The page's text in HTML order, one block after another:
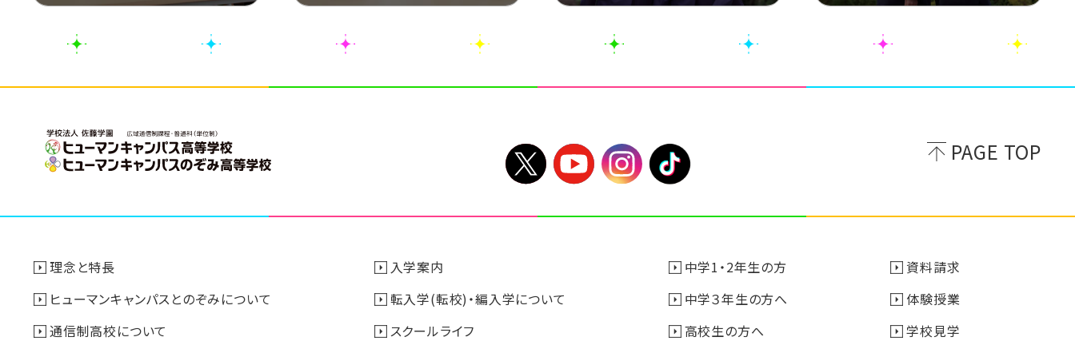
PAGE TOP
理念と特長
ヒューマンキャンパスとのぞみについて
通信制高校について
入学案内
転入学(転校)・編入学について
スクールライフ
中学1・2年生の方
中学３年生の方へ
高校生の方へ
資料請求
体験授業
学校見学